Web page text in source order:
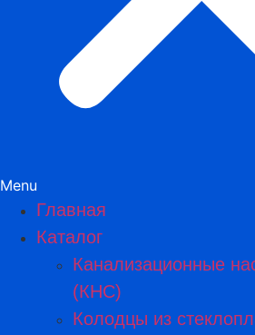
Menu
Главная
Каталог
Канализационные
(КНС)
Колодцы из